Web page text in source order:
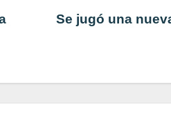
Se jugó una